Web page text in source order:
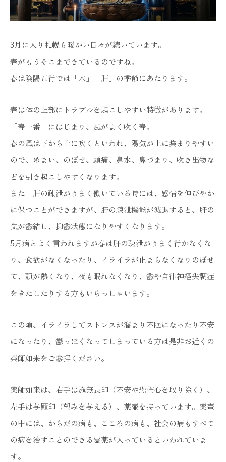
3月に入り札幌も暖かい日々が続いています。
春がもうそこまできているのですね。
春は陰陽五行では「木」「肝」の季節にあたります。
春は体の上部にトラブルを起こしやすい特徴があります。
「春一番」にはじまり、風がよく吹く春。
春の風は下から上に吹くといわれ、陽気が上に集まりやすい
ので、めまい、のぼせ、頭痛、鼻水、鼻づまり、吹き出物な
どを引き起こしやすくなります。
また 肝の疎泄がうまく働いている時には、感情を伸びやか
に保つことができますが、肝の疎泄機能が減退すると、肝の
気が鬱結し、抑鬱状態になりやすくなります。
5月病とよく言われますが春は肝の疎泄がうまく行かなくな
り、食欲がなくなったり、イライラが止まらなくなりのぼせ
て、頭が熱くなり、夜も眠れなくなり、鬱や自律神経失調症
をきたしたりする方もいらっしゃいます。
この頃、イライラしてストレスが溜まり不眠になったり不安
になったり、鬱っぽくなってしまっている方は是非お近くの
薬師如来をご参拝ください。
薬師如来は、右手は施無畏印（不安や恐怖心を取り除く）、
左手は与願印（望みを与える）、薬壷を持っています。薬壷
の中には、からだの病も、こころの病も、社会の病もすべて
の病を治すことのできる霊薬が入っているといわれていま
す。